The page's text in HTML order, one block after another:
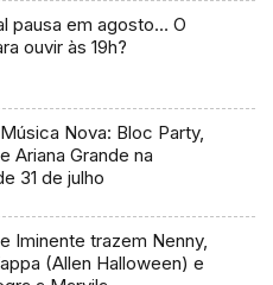
pausa em agosto… O
ouvir às 19h?
Nova: Bloc Party,
Ariana Grande na
31 de julho
Iminente trazem Nenny,
(Allen Halloween) e